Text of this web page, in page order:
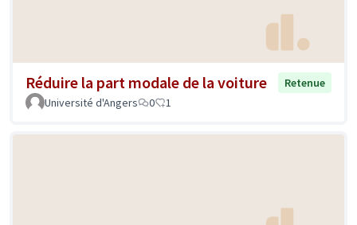
Réduire la part modale de la voiture
Retenue
Université d'Angers
0 1